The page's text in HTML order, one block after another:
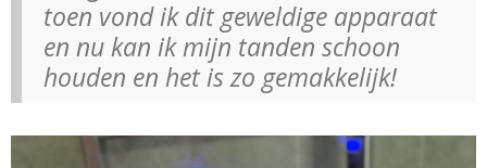
toen vond ik dit geweldige apparaat
en nu kan ik mijn tanden schoon
houden en het is zo gemakkelijk!